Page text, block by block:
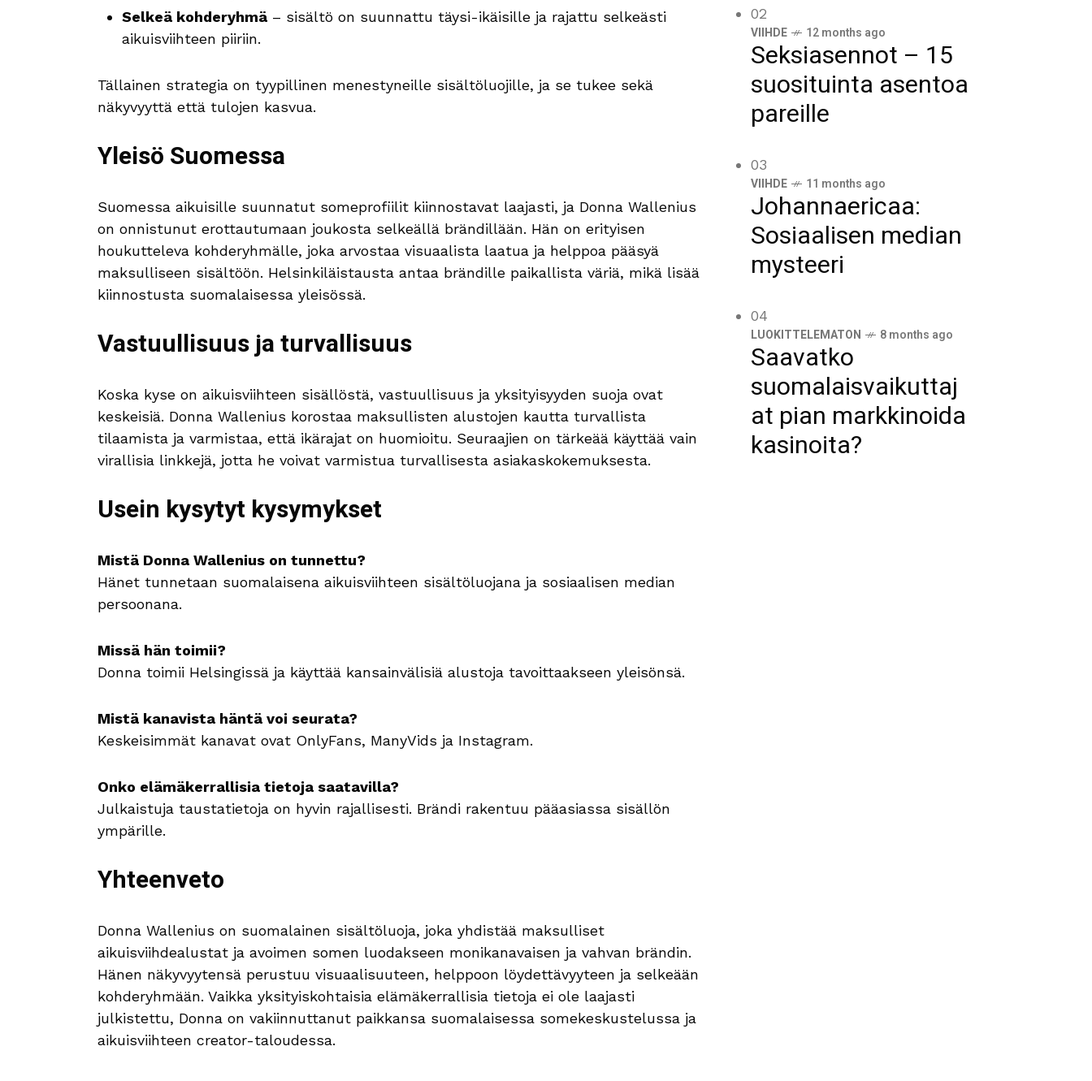
Selkeä kohderyhmä – sisältö on suunnattu täysi-ikäisille ja rajattu selkeästi
aikuisviihteen piiriin.
Tällainen strategia on tyypillinen menestyneille sisältöluojille, ja se tukee sekä
näkyvyyttä että tulojen kasvua.
Yleisö Suomessa
Suomessa aikuisille suunnatut someprofiilit kiinnostavat laajasti, ja Donna Wallenius
on onnistunut erottautumaan joukosta selkeällä brändillään. Hän on erityisen
houkutteleva kohderyhmälle, joka arvostaa visuaalista laatua ja helppoa pääsyä
maksulliseen sisältöön. Helsinkiläistausta antaa brändille paikallista väriä, mikä lisää
kiinnostusta suomalaisessa yleisössä.
Vastuullisuus ja turvallisuus
Koska kyse on aikuisviihteen sisällöstä, vastuullisuus ja yksityisyyden suoja ovat
keskeisiä. Donna Wallenius korostaa maksullisten alustojen kautta turvallista
tilaamista ja varmistaa, että ikärajat on huomioitu. Seuraajien on tärkeää käyttää vain
virallisia linkkejä, jotta he voivat varmistua turvallisesta asiakaskokemuksesta.
Usein kysytyt kysymykset
Mistä Donna Wallenius on tunnettu?
Hänet tunnetaan suomalaisena aikuisviihteen sisältöluojana ja sosiaalisen median
persoonana.
Missä hän toimii?
Donna toimii Helsingissä ja käyttää kansainvälisiä alustoja tavoittaakseen yleisönsä.
Mistä kanavista häntä voi seurata?
Keskeisimmät kanavat ovat OnlyFans, ManyVids ja Instagram.
Onko elämäkerrallisia tietoja saatavilla?
Julkaistuja taustatietoja on hyvin rajallisesti. Brändi rakentuu pääasiassa sisällön
ympärille.
Yhteenveto
Donna Wallenius on suomalainen sisältöluoja, joka yhdistää maksulliset
aikuisviihdealustat ja avoimen somen luodakseen monikanavaisen ja vahvan brändin.
Hänen näkyvyytensä perustuu visuaalisuuteen, helppoon löydettävyyteen ja selkeään
kohderyhmään. Vaikka yksityiskohtaisia elämäkerrallisia tietoja ei ole laajasti
julkistettu, Donna on vakiinnuttanut paikkansa suomalaisessa somekeskustelussa ja
aikuisviihteen creator-taloudessa.
02
VIIHDE
12 months ago
Seksiasennot – 15
suosituinta asentoa
pareille
03
VIIHDE
11 months ago
Johannaericaa:
Sosiaalisen median
mysteeri
04
LUOKITTELEMATON
8 months ago
Saavatko
suomalaisvaikuttaj
at pian markkinoida
kasinoita?